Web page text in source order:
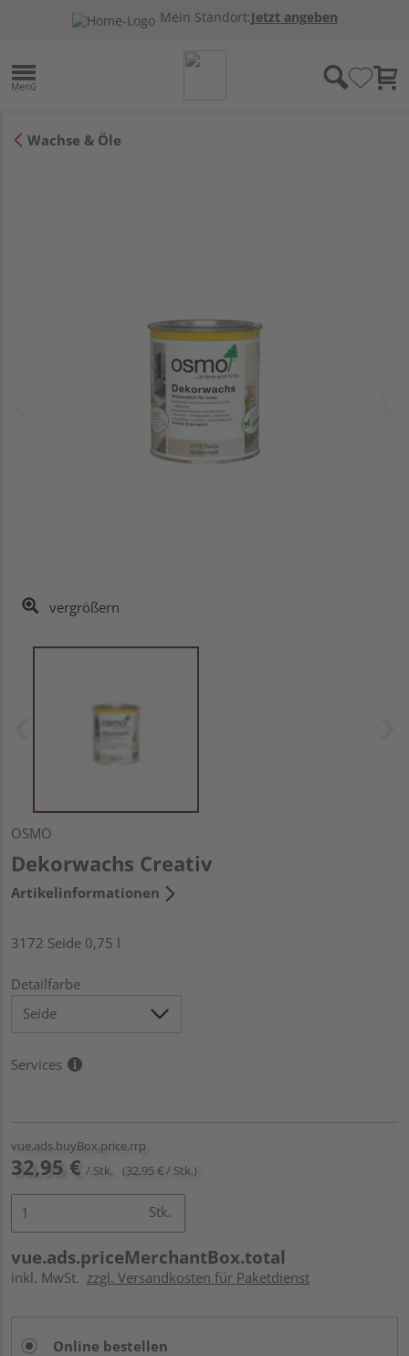
Mein Standort:Jetzt angeben
Wachse & Öle
vergrößern
OSMO
Dekorwachs Creativ
Artikelinformationen
3172 Seide 0,75 l
Detailfarbe
Services
vue.ads.buyBox.price.rrp
32,95 € / Stk. (32,95 € / Stk.)
Stk.
vue.ads.priceMerchantBox.total
inkl. MwSt. zzgl. Versandkosten für Paketdienst
Online bestellen